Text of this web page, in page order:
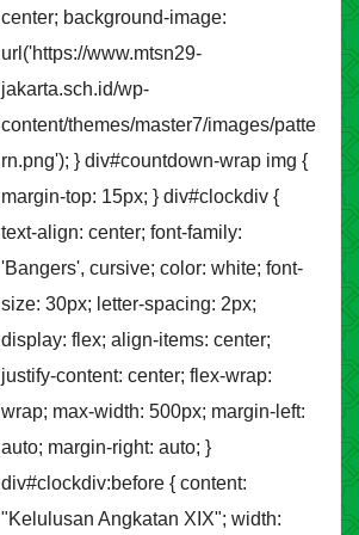
center; background-image:
url('https://www.mtsn29-
jakarta.sch.id/wp-
content/themes/master7/images/patte
rn.png'); } div#countdown-wrap img {
margin-top: 15px; } div#clockdiv {
text-align: center; font-family:
'Bangers', cursive; color: white; font-
size: 30px; letter-spacing: 2px;
display: flex; align-items: center;
justify-content: center; flex-wrap:
wrap; max-width: 500px; margin-left:
auto; margin-right: auto; }
div#clockdiv:before { content:
"Kelulusan Angkatan XIX"; width: